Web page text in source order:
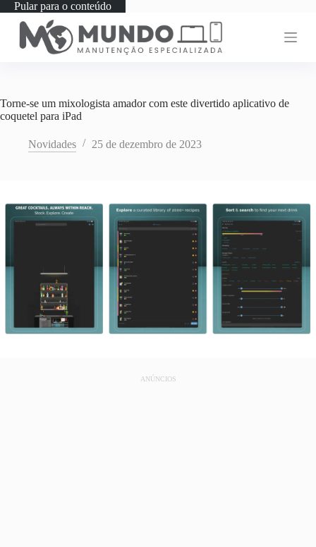
Pular para o conteúdo
Torne-se um mixologista amador com este divertido aplicativo de
coquetel para iPad
Novidades 25 de dezembro de 2023
ANÚNCIOS